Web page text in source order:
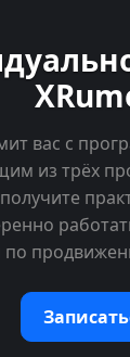
вас с
из трёх